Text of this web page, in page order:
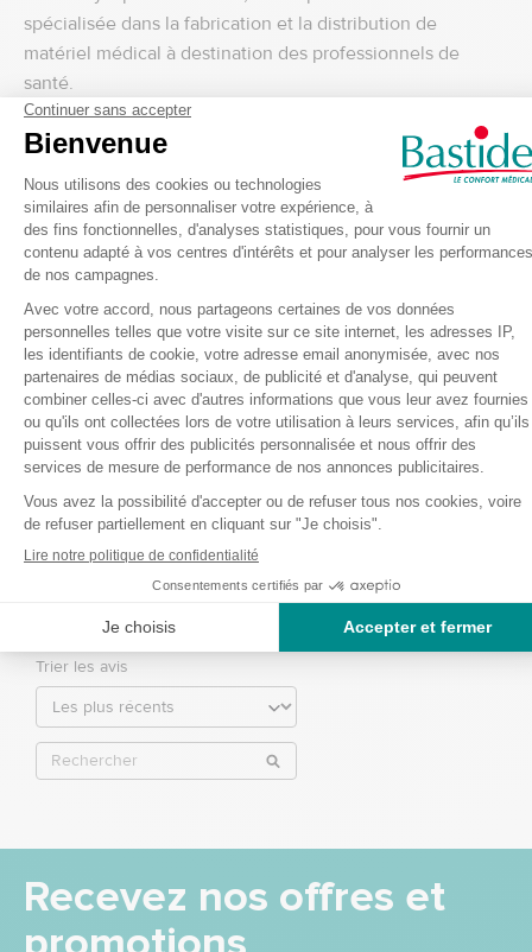
spécialisée dans la fabrication et la distribution de
matériel médical à destination des professionnels de
santé.
3/5
Basé sur1 avis soumis à un
contrôle
Voir tous les avis sur ce site
3étoiles
0
Trier les avis
Avis vérifié
reçu mais pas utilise encore
donc l étoile est aléatoire
Avis du21/06/2026
, suite à une
expérience du06/06/2026 par
ALEJANDRO L.
Recevez nos offres et